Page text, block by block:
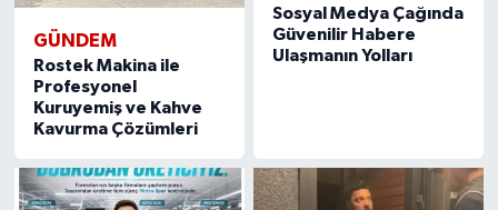
GÜNDEM
Rostek Makina ile
Profesyonel
Kuruyemiş ve Kahve
Kavurma Çözümleri
Sosyal Medya Çağında
Güvenilir Habere
Ulaşmanın Yolları